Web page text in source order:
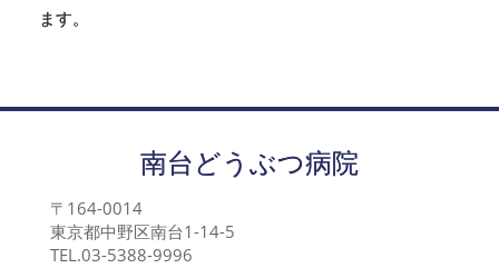
ます。
南台どうぶつ病院
〒164-0014
東京都中野区南台1-14-5
TEL.03-5388-9996